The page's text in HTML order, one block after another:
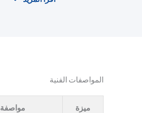
المواصفات الفنية
ميزة مواصفة